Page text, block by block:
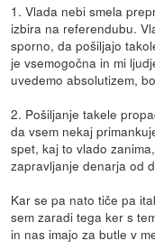
1. Vlada nebi smela
izbira na referendubu.
sporno, da pošiljajo
je vsemogočna in mi
uvedemo absolutizem,
2. Pošiljanje takele
da vsem nekaj
spet, kaj to vlado
zapravljanje denarja od
Kar se pa nato tiče pa
sem zaradi tega ker s
in nas imajo za butle v